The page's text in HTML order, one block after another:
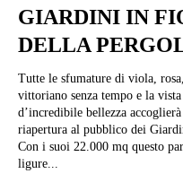
GIARDINI IN
DELLA
Tutte le sfumature di viola,
vittoriano senza tempo e la
d’incredibile bellezza
riapertura al pubblico dei
Con i suoi 22.000 mq questo
ligure...